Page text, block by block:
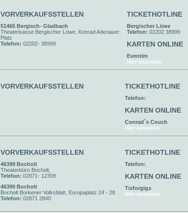
VORVERKAUFSSTELLEN
51465 Bergisch- Gladbach
Theaterkasse Bergischer Löwe, Konrad Adenauer
Platz
Telefon: 02202- 38999
TICKETHOTLINE
Bergischer Löwe
Telefon: 02202 38999
KARTEN ONLINE
Eventim
Hier bestellen
VORVERKAUFSSTELLEN TICKETHOTLINE
Telefon:
KARTEN ONLINE
Conrad´s Couch
Hier bestellen
VORVERKAUFSSTELLEN
46399 Bocholt
Theaterbüro Bocholt,
Telefon: 02871- 12309
46399 Bocholt
Bocholt Borkener Volksblatt, Europaplatz 24 - 28
Telefon: 02871 2840
TICKETHOTLINE
Telefon:
KARTEN ONLINE
Tixforgigs
Hier bestellen